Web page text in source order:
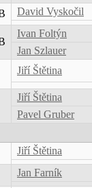
David Vyskočil
Ivan Foltýn
Jan Szlauer
Jiří Štětina
Jiří Štětina
Pavel Gruber
Jiří Štětina
Jan Farník